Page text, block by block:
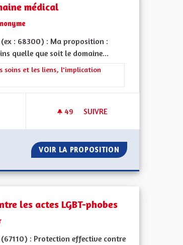
et climatiques
médical
: 68300) : Ma proposition :
quelle que soit le domaine...
de la catégorie : Les solidarités, les soins et les liens,
soins et les liens, l'implication
49 49 ABONNÉS
SUIVRE
VOIR LA PROPOSITION MÉDECINS
les actes LGBT-phobes
: Protection effective contre